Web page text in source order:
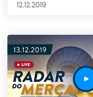
12.12.2019